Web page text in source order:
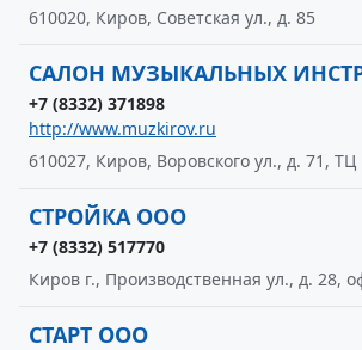
610020, Киров, Советская ул., д. 85
САЛОН МУЗЫКАЛЬНЫХ
+7 (8332) 371898
http://www.muzkirov.ru
610027, Киров, Воровского ул., д. 71, ТЦ
СТРОЙКА ООО
+7 (8332) 517770
Киров г., Производственная ул., д. 28,
СТАРТ ООО